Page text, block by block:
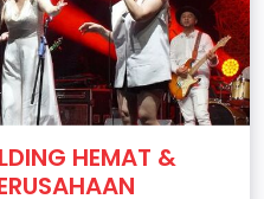
HEMAT &